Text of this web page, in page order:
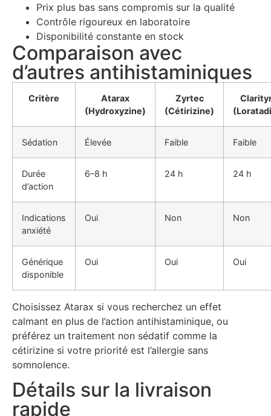
Prix plus bas sans compromis sur la qualité
Contrôle rigoureux en laboratoire
Disponibilité constante en stock
Comparaison avec
d’autres antihistaminiques
Critère
Atarax
(Hydroxyzine)
Zyrtec
(Cétirizine)
Sédation Élevée Faible Faible
Durée
d’action
6–8 h 24 h 24 h
Indications
anxiété
Oui Non Non
Générique
disponible
Oui Oui Oui
Choisissez Atarax si vous recherchez un effet
calmant en plus de l’action antihistaminique, ou
préférez un traitement non sédatif comme la
cétirizine si votre priorité est l’allergie sans
somnolence.
Détails sur la livraison
rapide